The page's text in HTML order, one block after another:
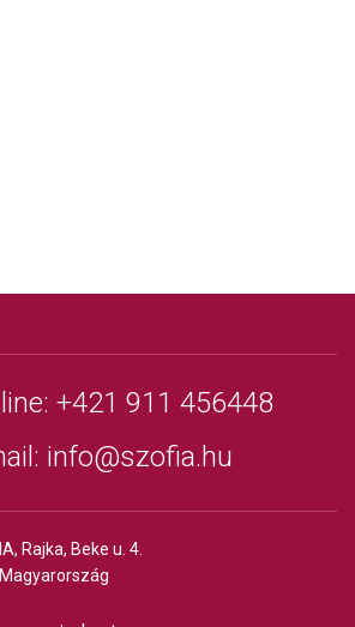
+421 911 456448
info@szofia.hu
Rajka, Beke u. 4.